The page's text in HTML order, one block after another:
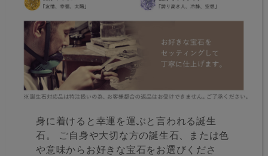
身に着けると幸運を運ぶと言われる誕生
石。 ご自身や大切な方の誕生石、または色
や意味からお好きな宝石をお選びくださ